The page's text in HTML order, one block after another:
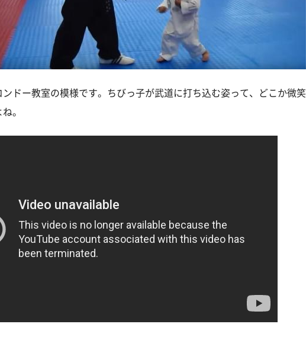
ンドー教室の模様です。ちびっ子が武道に打ち込む姿って、どこか微笑
。